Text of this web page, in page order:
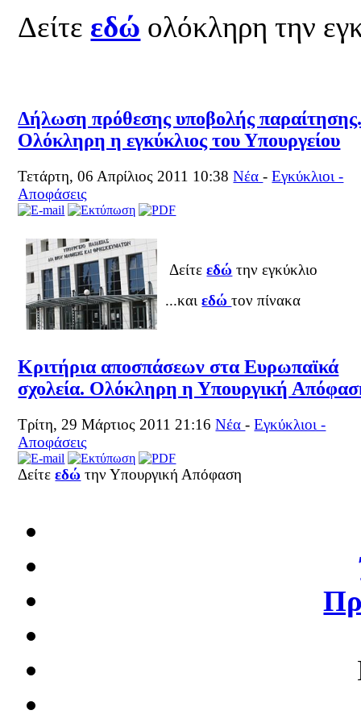
Δείτε εδώ ολόκληρη την
Δήλωση πρόθεσης υποβολής
Ολόκληρη η εγκύκλιος του Υπουργείου
Τετάρτη, 06 Απρίλιος 2011 10:38Νέα-Εγκύκλιοι -
Αποφάσεις
Δείτεεδώ την εγκύκλιο
...καιεδώτον πίνακα
Κριτήρια αποσπάσεων στα Ευρωπαϊκά
σχολεία. Ολόκληρη η Υπουργική
Τρίτη, 29 Μάρτιος 2011 21:16Νέα-Εγκύκλιοι -
Αποφάσεις
Δείτεεδώ την Υπουργική Απόφαση